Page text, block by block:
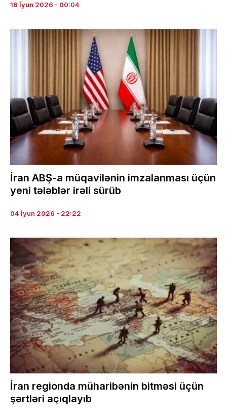
16 İyun 2026 - 00:04
İran ABŞ-a müqavilənin imzalanması üçün
yeni tələblər irəli sürüb
04 İyun 2026 - 22:22
İran regionda müharibənin bitməsi üçün
şərtləri açıqlayıb